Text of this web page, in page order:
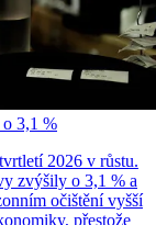
3,1 %
2026 v růstu.
zvýšily o 3,1 % a
očištění vyšší
přestože